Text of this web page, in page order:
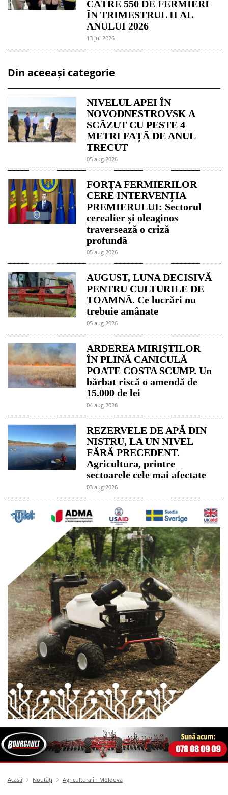
CĂTRE 550 DE FERMIERI
ÎN TRIMESTRUL II AL
ANULUI 2026
13 jul 2026
Din aceeași categorie
NIVELUL APEI ÎN
NOVODNESTROVSK A
SCĂZUT CU PESTE 4
METRI FAȚĂ DE ANUL
TRECUT
05 aug 2026
FORȚA FERMIERILOR
CERE INTERVENȚIA
PREMIERULUI: Sectorul
cerealier și oleaginos
traversează o criză
profundă
05 aug 2026
AUGUST, LUNA DECISIVĂ
PENTRU CULTURILE DE
TOAMNĂ. Ce lucrări nu
trebuie amânate
05 aug 2026
ARDEREA MIRIȘTILOR
ÎN PLINĂ CANICULĂ
POATE COSTA SCUMP. Un
bărbat riscă o amendă de
15.000 de lei
04 aug 2026
REZERVELE DE APĂ DIN
NISTRU, LA UN NIVEL
FĂRĂ PRECEDENT.
Agricultura, printre
sectoarele cele mai afectate
03 aug 2026
Acasă Noutăți Agricultura în Moldova